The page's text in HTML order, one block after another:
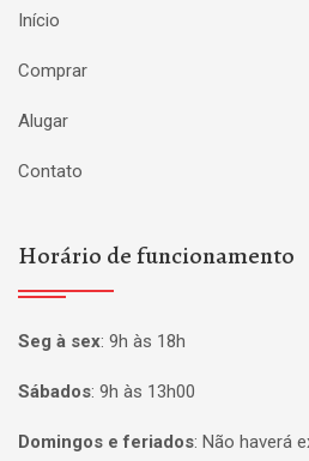
Início
Comprar
Alugar
Contato
Horário de funcionamento
Seg à sex: 9h às 18h
Sábados: 9h às 13h00
Domingos e feriados: Não haverá